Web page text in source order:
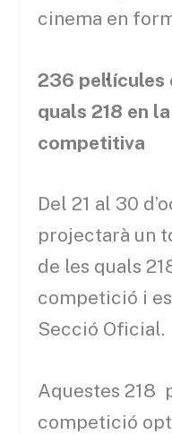
cinema en
236
quals 218 en
competitiva
Del 21 al 30
projectarà un
de les quals
competició i
Secció Oficial.
Aquestes 218
competició